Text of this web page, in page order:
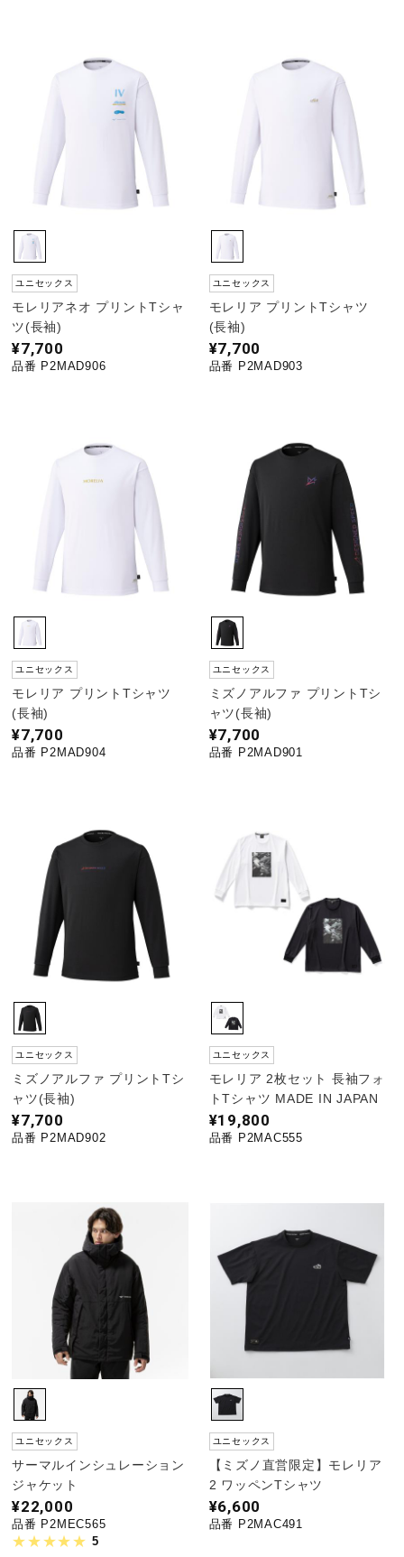
ユニセックス
モレリアネオ プリントTシャ
ツ(長袖)
¥7,700
品番 P2MAD906
ユニセックス
モレリア プリントTシャツ
(長袖)
¥7,700
品番 P2MAD903
ユニセックス
モレリア プリントTシャツ
(長袖)
¥7,700
品番 P2MAD904
ユニセックス
ミズノアルファ プリントTシ
ャツ(長袖)
¥7,700
品番 P2MAD901
ユニセックス
ミズノアルファ プリントTシ
ャツ(長袖)
¥7,700
品番 P2MAD902
ユニセックス
モレリア 2枚セット 長袖フォ
トTシャツ MADE IN JAPAN
¥19,800
品番 P2MAC555
ユニセックス
サーマルインシュレーション
ジャケット
¥22,000
品番 P2MEC565
5
ユニセックス
【ミズノ直営限定】モレリア
2 ワッペンTシャツ
¥6,600
品番 P2MAC491